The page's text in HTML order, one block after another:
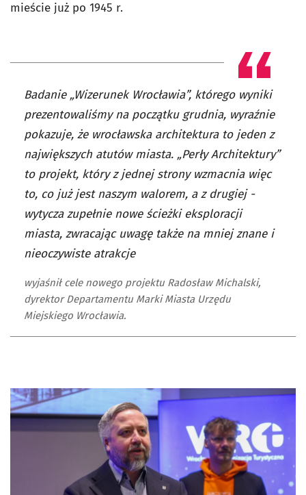
mieście już po 1945 r.
Badanie „Wizerunek Wrocławia”, którego wyniki
prezentowaliśmy na początku grudnia, wyraźnie
pokazuje, że wrocławska architektura to jeden z
największych atutów miasta. „Perły Architektury”
to projekt, który z jednej strony wzmacnia więc
to, co już jest naszym walorem, a z drugiej -
wytycza zupełnie nowe ścieżki eksploracji
miasta, zwracając uwagę także na mniej znane i
nieoczywiste atrakcje
wyjaśnił cele nowego projektu Radosław Michalski,
dyrektor Departamentu Marki Miasta Urzędu
Miejskiego Wrocławia.